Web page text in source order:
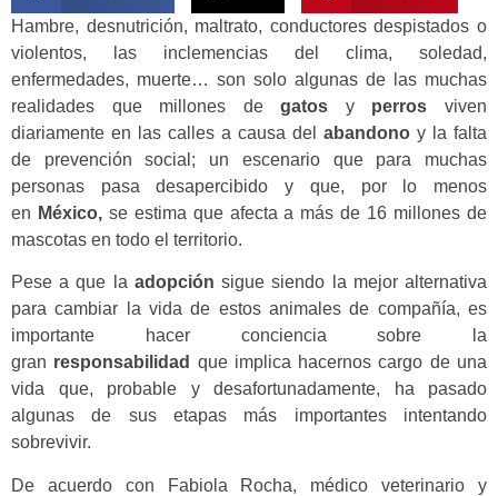
Hambre, desnutrición, maltrato, conductores despistados o
violentos, las inclemencias del clima, soledad,
enfermedades, muerte… son solo algunas de las muchas
realidades que millones degatos y perros viven
diariamente en las calles a causa del abandono y la falta
de prevención social; un escenario que para muchas
personas pasa desapercibido y que, por lo menos
en México,se estima que afecta a más de 16 millones de
mascotas en todo el territorio.
Pese a que la adopción sigue siendo la mejor alternativa
para cambiar la vida de estos animales de compañía, es
importante hacer conciencia sobre la
gran responsabilidad que implica hacernos cargo de una
vida que, probable y desafortunadamente, ha pasado
algunas de sus etapas más importantes intentando
sobrevivir.
De acuerdo con Fabiola Rocha, médico veterinario y